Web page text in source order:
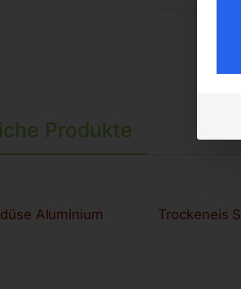
Produkte
Aluminium Trockeneis